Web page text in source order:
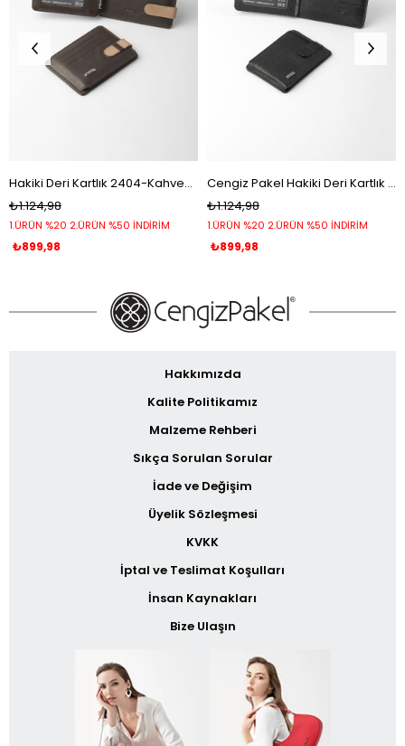
Hakiki Deri Kartlık 2404-Kahve-Toprak
₺1.124,98
1.ÜRÜN %20 2.ÜRÜN %50 İNDİRİM
₺899,98
Cengiz Pakel Hakiki Deri Kartlık 2404-Siyah
₺1.124,98
1.ÜRÜN %20 2.ÜRÜN %50 İNDİRİM
₺899,98
Hakkımızda
Kalite Politikamız
Malzeme Rehberi
Sıkça Sorulan Sorular
İade ve Değişim
Üyelik Sözleşmesi
KVKK
İptal ve Teslimat Koşulları
İnsan Kaynakları
Bize Ulaşın